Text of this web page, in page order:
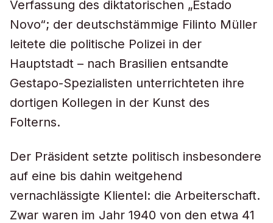
Verfassung des diktatorischen „Estado
Novo“; der deutschstämmige Filinto Müller
leitete die politische Polizei in der
Hauptstadt – nach Brasilien entsandte
Gestapo-Spezialisten unterrichteten ihre
dortigen Kollegen in der Kunst des
Folterns.
Der Präsident setzte politisch insbesondere
auf eine bis dahin weitgehend
vernachlässigte Klientel: die Arbeiterschaft.
Zwar waren im Jahr 1940 von den etwa 41